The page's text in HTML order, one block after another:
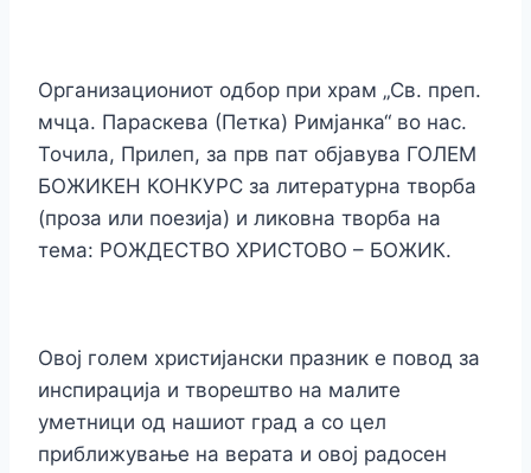
Организациониот одбор при храм „Св. преп.
мчца. Параскева (Петка) Римјанка“ во нас.
Точила, Прилеп, за прв пат објавува ГОЛЕМ
БОЖИКЕН КОНКУРС за литературна творба
(проза или поезија) и ликовна творба на
тема: РОЖДЕСТВО ХРИСТОВО – БОЖИК.
Овој голем христијански празник е повод за
инспирација и творештво на малите
уметници од нашиот град а со цел
приближување на верата и овој радосен